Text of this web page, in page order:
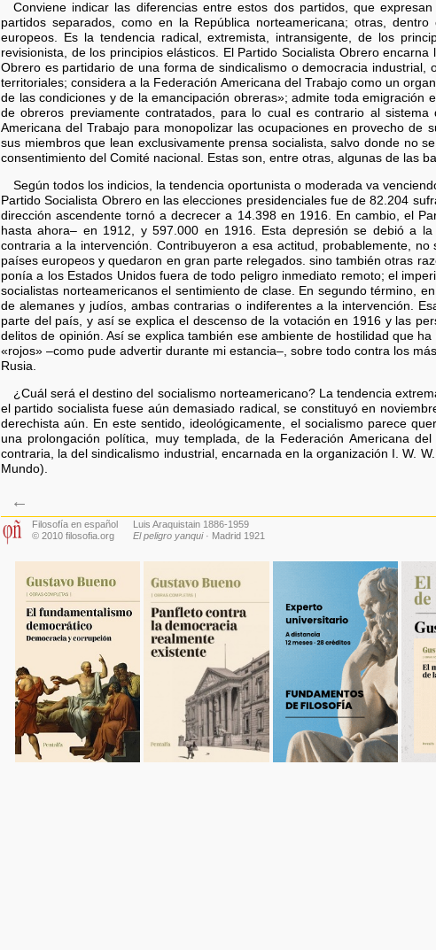
Conviene indicar las diferencias entre estos dos partidos, que
partidos separados, como en la República norteamericana; otras,
europeos. Es la tendencia radical, extremista, intransigente, de los
revisionista, de los principios elásticos. El Partido Socialista Obrero
Obrero es partidario de una forma de sindicalismo o democracia
territoriales; considera a la Federación Americana del Trabajo como un
de las condiciones y de la emancipación obreras»; admite toda
de obreros previamente contratados, para lo cual es contrario al
Americana del Trabajo para monopolizar las ocupaciones en provecho de
sus miembros que lean exclusivamente prensa socialista, salvo donde no
consentimiento del Comité nacional. Estas son, entre otras, algunas de las
Según todos los indicios, la tendencia oportunista o moderada va
Partido Socialista Obrero en las elecciones presidenciales fue de 82.204
dirección ascendente tornó a decrecer a 14.398 en 1916. En cambio, el
hasta ahora– en 1912, y 597.000 en 1916. Esta depresión se debió a
contraria a la intervención. Contribuyeron a esa actitud, probablemente,
países europeos y quedaron en gran parte relegados. sino también otras
ponía a los Estados Unidos fuera de todo peligro inmediato remoto; el
socialistas norteamericanos el sentimiento de clase. En segundo término,
de alemanes y judíos, ambas contrarias o indiferentes a la intervención.
parte del país, y así se explica el descenso de la votación en 1916 y las
delitos de opinión. Así se explica también ese ambiente de hostilidad que
«rojos» –como pude advertir durante mi estancia–, sobre todo contra los
Rusia.
¿Cuál será el destino del socialismo norteamericano? La tendencia
el partido socialista fuese aún demasiado radical, se constituyó en
derechista aún. En este sentido, ideológicamente, el socialismo parece
una prolongación política, muy templada, de la Federación Americana
contraria, la del sindicalismo industrial, encarnada en la organización I. W.
Mundo).
←
Filosofía en español
© 2010 filosofia.org
Luis Araquistain 1886-1959
El peligro yanqui· Madrid 1921